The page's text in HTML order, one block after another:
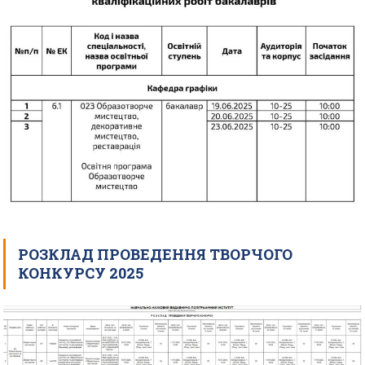
РОЗКЛАД ПРОВЕДЕННЯ ТВОРЧОГО
КОНКУРСУ 2025